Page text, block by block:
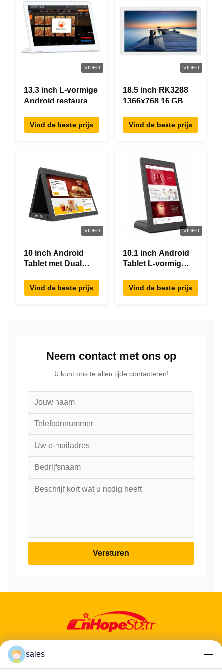
VIDEO
13.3 inch L-vormige
Android restaurant
1920×1080
touchscreen, WiFi
Vind de beste prijs
VIDEO
18.5 inch RK3288
1366x768 16 GB
One Android Tablet
Modern ontwerp
Vind de beste prijs
VIDEO
10 inch Android
Tablet met Dual
Desktop POE
Advertising Tablet
Vind de beste prijs
VIDEO
10.1 inch Android
Tablet L-vormig
RK3288 Tablet IPS
Touchscreen Tablet
Vind de beste prijs
Neem contact met ons op
U kunt ons te allen tijde contacteren!
Versturen
sales